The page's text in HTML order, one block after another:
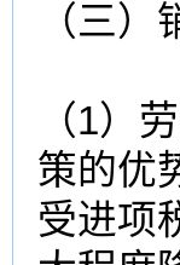
（三）
（1）
策的优
受进项